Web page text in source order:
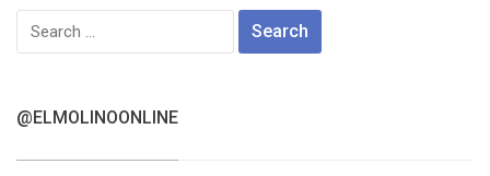
Search
for:
@ELMOLINOONLINE